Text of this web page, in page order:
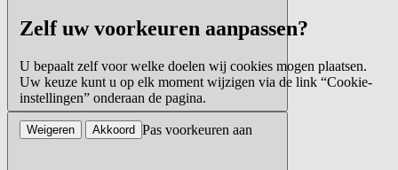
Zelf uw voorkeuren aanpassen?
U bepaalt zelf voor welke doelen wij cookies mogen plaatsen.
Uw keuze kunt u op elk moment wijzigen via de link “Cookie-
instellingen” onderaan de pagina.
Pas voorkeuren aan
Weigeren Akkoord